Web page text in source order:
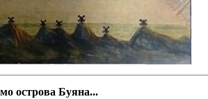
острова Буяна...